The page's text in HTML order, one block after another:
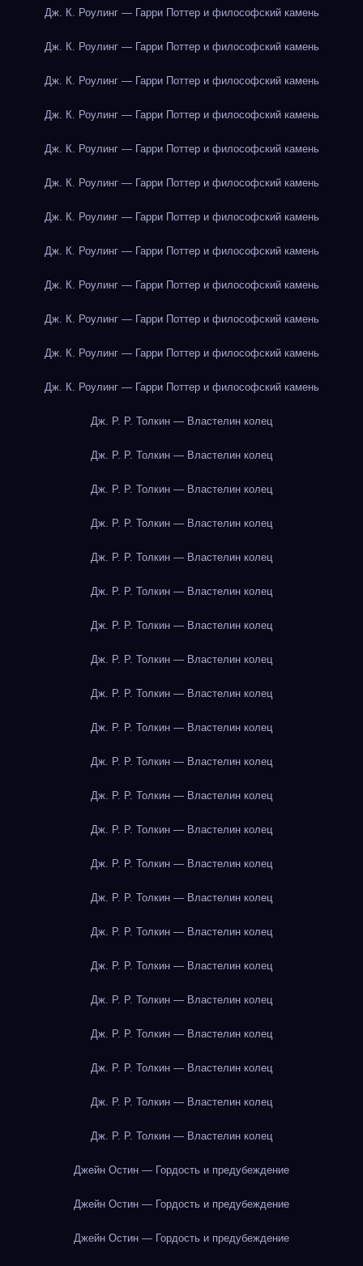
Дж. К. Роулинг — Гарри Поттер и философский камень
Дж. К. Роулинг — Гарри Поттер и философский камень
Дж. К. Роулинг — Гарри Поттер и философский камень
Дж. К. Роулинг — Гарри Поттер и философский камень
Дж. К. Роулинг — Гарри Поттер и философский камень
Дж. К. Роулинг — Гарри Поттер и философский камень
Дж. К. Роулинг — Гарри Поттер и философский камень
Дж. К. Роулинг — Гарри Поттер и философский камень
Дж. К. Роулинг — Гарри Поттер и философский камень
Дж. К. Роулинг — Гарри Поттер и философский камень
Дж. К. Роулинг — Гарри Поттер и философский камень
Дж. К. Роулинг — Гарри Поттер и философский камень
Дж. Р. Р. Толкин — Властелин колец
Дж. Р. Р. Толкин — Властелин колец
Дж. Р. Р. Толкин — Властелин колец
Дж. Р. Р. Толкин — Властелин колец
Дж. Р. Р. Толкин — Властелин колец
Дж. Р. Р. Толкин — Властелин колец
Дж. Р. Р. Толкин — Властелин колец
Дж. Р. Р. Толкин — Властелин колец
Дж. Р. Р. Толкин — Властелин колец
Дж. Р. Р. Толкин — Властелин колец
Дж. Р. Р. Толкин — Властелин колец
Дж. Р. Р. Толкин — Властелин колец
Дж. Р. Р. Толкин — Властелин колец
Дж. Р. Р. Толкин — Властелин колец
Дж. Р. Р. Толкин — Властелин колец
Дж. Р. Р. Толкин — Властелин колец
Дж. Р. Р. Толкин — Властелин колец
Дж. Р. Р. Толкин — Властелин колец
Дж. Р. Р. Толкин — Властелин колец
Дж. Р. Р. Толкин — Властелин колец
Дж. Р. Р. Толкин — Властелин колец
Дж. Р. Р. Толкин — Властелин колец
Джейн Остин — Гордость и предубеждение
Джейн Остин — Гордость и предубеждение
Джейн Остин — Гордость и предубеждение